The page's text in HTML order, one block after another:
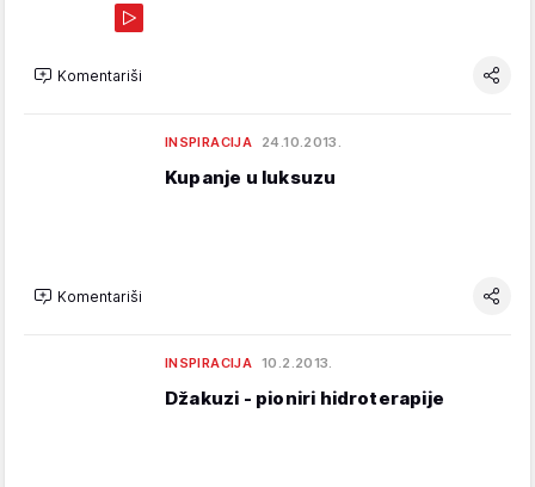
Komentariši
INSPIRACIJA 24.10.2013.
Kupanje u luksuzu
Komentariši
INSPIRACIJA 10.2.2013.
Džakuzi - pioniri hidroterapije